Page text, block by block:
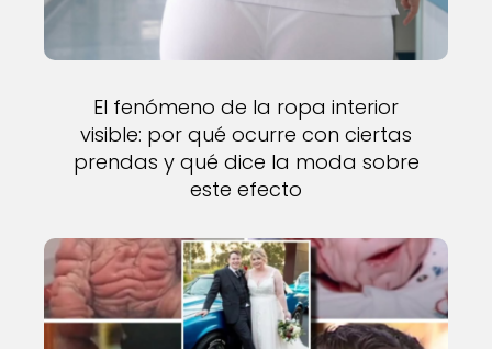
El fenómeno de la ropa interior
visible: por qué ocurre con ciertas
prendas y qué dice la moda sobre
este efecto